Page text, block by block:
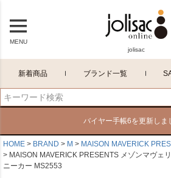
MENU
jolisac
新着商品 ブランド一覧
バイヤー手帳6を更新しま
HOME BRAND M
MAISON MAVERICK
MAISON MAVERICK PRESENTS メゾンマヴェ
ニーカー MS2553